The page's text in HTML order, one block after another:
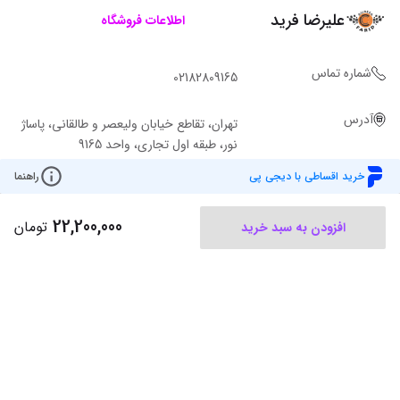
خرید اقساطی با دیجی پی راهنما
افزودن به سبد خرید 22,200,000 تومان
علیرضا فرید اطلاعات فروشگاه
شماره تماس 02182809165
آدرس
تهران، تقاطع خیابان ولیعصر و طالقانی، پاساژ
نور، طبقه اول تجاری، واحد 9165